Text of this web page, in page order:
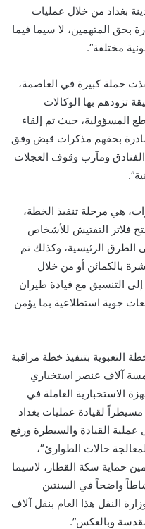
بغداد من خلال عمليات
بحق المتهمين، لا سيما فيما
حملة كبيرة في العاصمة،
تزودهم بها الوكالات
المسؤولية، حيث تم إلقاء
بحقهم مذكرات قبض وفق
الفنادق ومآرب وقوف العجلات
هي مرحلة تنفيذ الخطة،
فلاتر التفتيش للأشخاص
الطرق الرئيسية، وكذلك تم
بالكمائن أو من خلال
إلى التنسيق مع قيادة طيران
جوية استطلاعية بما يؤمن
التعبوية بتنفيذ خطة مراقبة
آلاف عنصر استخباري
الاستخبارية العاملة في
تم فتح أكثر من 15 مقراً مسيطراً لقيادة عمليات بغداد
القيادة والسيطرة ورفع
حالات الطوارئ”،
حماية سكة القطار، لاسيما
واضحاً في السنتين
النقل هذا العام بنقل آلاف
وبالعكس”.